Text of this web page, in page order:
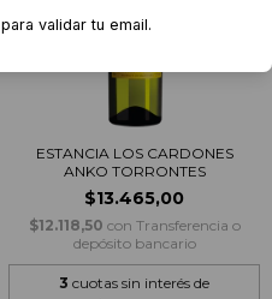
ESTANCIA LOS CARDONES
ANKO TORRONTES
$13.465,00
$12.118,50 con Transferencia o
depósito bancario
3 cuotas sin interés de
validar tu email.